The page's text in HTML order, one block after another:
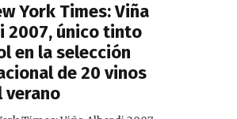
York Times: Viña
2007, único tinto
en la selección
de 20 vinos
verano